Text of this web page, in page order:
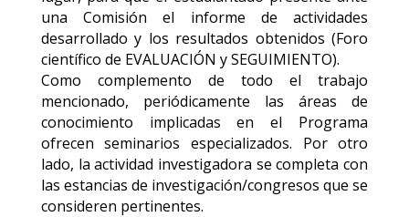
una Comisión el informe de actividades
desarrollado y los resultados obtenidos (Foro
científico de EVALUACIÓN y SEGUIMIENTO).
Como complemento de todo el trabajo
mencionado, periódicamente las áreas de
conocimiento implicadas en el Programa
ofrecen seminarios especializados. Por otro
lado, la actividad investigadora se completa con
las estancias de investigación/congresos que se
consideren pertinentes.